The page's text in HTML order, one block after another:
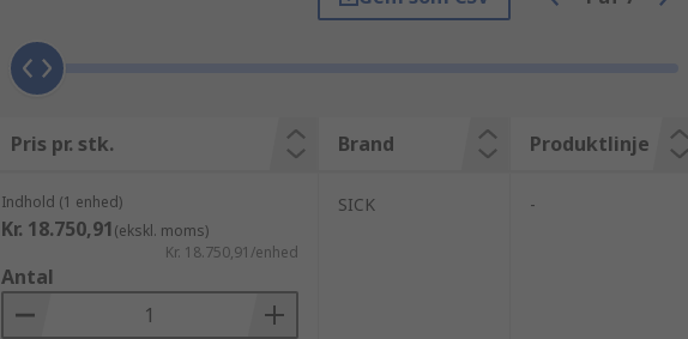
Pris pr. stk. Brand Produktlinje
Indhold (1 enhed)
Kr. 18.750,91(ekskl. moms)
Kr. 18.750,91/enhed
Antal
SICK -